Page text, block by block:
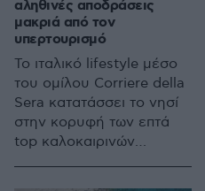
αληθινές αποδράσεις
μακριά από τον
υπερτουρισμό
Το ιταλικό lifestyle μέσο
του ομίλου Corriere della
Sera κατατάσσει το νησί
στην κορυφή των επτά
top καλοκαιρινών